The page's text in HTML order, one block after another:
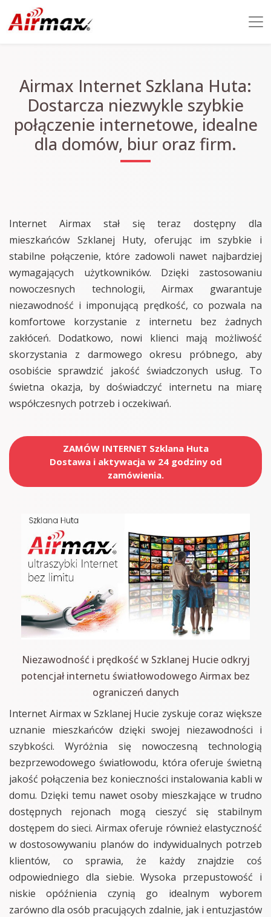
Airmax Internet Szklana Huta:
Dostarcza niezwykle szybkie
połączenie internetowe, idealne
dla domów, biur oraz firm.
Internet Airmax stał się teraz dostępny dla
mieszkańców Szklanej Huty, oferując im szybkie i
stabilne połączenie, które zadowoli nawet najbardziej
wymagających użytkowników. Dzięki zastosowaniu
nowoczesnych technologii, Airmax gwarantuje
niezawodność i imponującą prędkość, co pozwala na
komfortowe korzystanie z internetu bez żadnych
zakłóceń. Dodatkowo, nowi klienci mają możliwość
skorzystania z darmowego okresu próbnego, aby
osobiście sprawdzić jakość świadczonych usług. To
świetna okazja, by doświadczyć internetu na miarę
współczesnych potrzeb i oczekiwań.
ZAMÓW INTERNET Szklana Huta
Dostawa i aktywacja w 24 godziny od
zamówienia.
Niezawodność i prędkość w Szklanej Hucie odkryj
potencjał internetu światłowodowego Airmax bez
ograniczeń danych
Internet Airmax w Szklanej Hucie zyskuje coraz większe
uznanie mieszkańców dzięki swojej niezawodności i
szybkości. Wyróżnia się nowoczesną technologią
bezprzewodowego światłowodu, która oferuje świetną
jakość połączenia bez konieczności instalowania kabli w
domu. Dzięki temu nawet osoby mieszkające w trudno
dostępnych rejonach mogą cieszyć się stabilnym
dostępem do sieci. Airmax oferuje również elastyczność
w dostosowywaniu planów do indywidualnych potrzeb
klientów, co sprawia, że każdy znajdzie coś
odpowiedniego dla siebie. Wysoka przepustowość i
niskie opóźnienia czynią go idealnym wyborem
zarówno dla osób pracujących zdalnie, jak i entuzjastów